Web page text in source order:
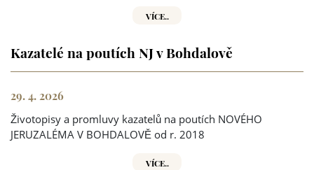
VÍCE..
Kazatelé na poutích NJ v Bohdalově
29. 4. 2026
Životopisy a promluvy kazatelů na poutích NOVÉHO
JERUZALÉMA V BOHDALOVĚ od r. 2018
VÍCE..